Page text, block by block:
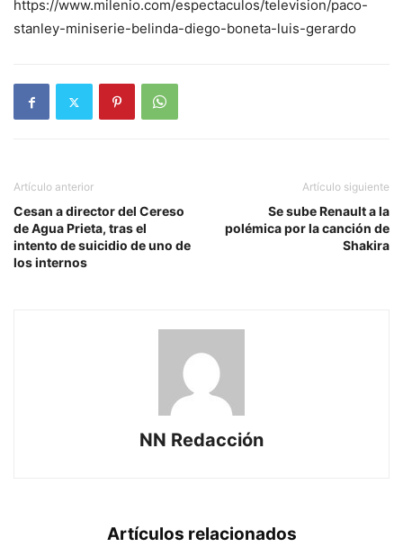
https://www.milenio.com/espectaculos/television/paco-
stanley-miniserie-belinda-diego-boneta-luis-gerardo
Artículo anterior
Cesan a director del Cereso
de Agua Prieta, tras el
intento de suicidio de uno de
los internos
Artículo siguiente
Se sube Renault a la
polémica por la canción de
Shakira
NN Redacción
Artículos relacionados